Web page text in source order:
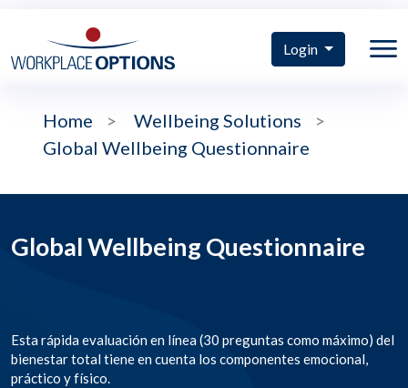
Login
Home > Wellbeing Solutions
>
Global Wellbeing Questionnaire
Global Wellbeing Questionnaire
Esta rápida evaluación en línea (30 preguntas como máximo) del
bienestar total tiene en cuenta los componentes emocional,
práctico y físico.